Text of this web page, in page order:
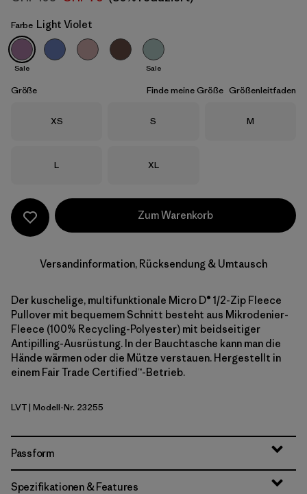
Light Violet
Farbe Light Violet
Sale Sale
Größe Finde meine Größe Größenleitfaden
Größe
XS Größe
S Größe
M
Größe
L Größe
XL
Zum Warenkorb
Versandinformation, Rücksendung & Umtausch
Der kuschelige, multifunktionale Micro D® 1/2-Zip Fleece
Pullover mit bequemem Schnitt besteht aus Mikrodenier-
Fleece (100% Recycling-Polyester) mit beidseitiger
Antipilling-Ausrüstung. In der Bauchtasche kann man die
Hände wärmen oder die Mütze verstauen. Hergestellt in
einem Fair Trade Certified™-Betrieb.
Light Violet
LVT| Modell-Nr. 23255
Passform
Spezifikationen & Features